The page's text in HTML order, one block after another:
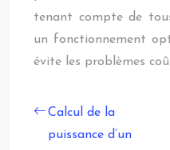
tenant compte de
un fonctionnement
évite les problèmes
Calcul de la
puissance d’un